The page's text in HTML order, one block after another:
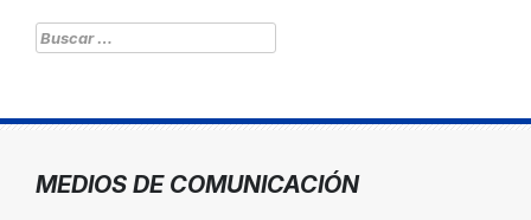
Buscar:
MEDIOS DE COMUNICACIÓN